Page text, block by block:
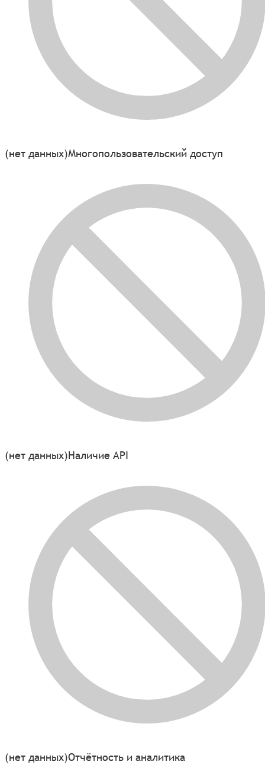
(нет данных)Многопользовательский доступ
(нет данных)Наличие API
(нет данных)Отчётность и аналитика